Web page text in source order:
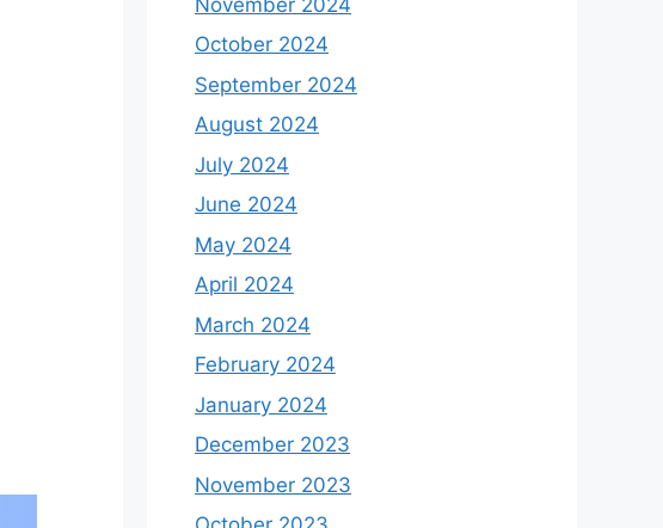
October 2024
September 2024
August 2024
July 2024
June 2024
May 2024
April 2024
March 2024
February 2024
January 2024
December 2023
November 2023